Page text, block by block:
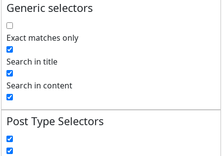
Generic selectors
Exact matches only
Search in title
Search in content
Post Type Selectors